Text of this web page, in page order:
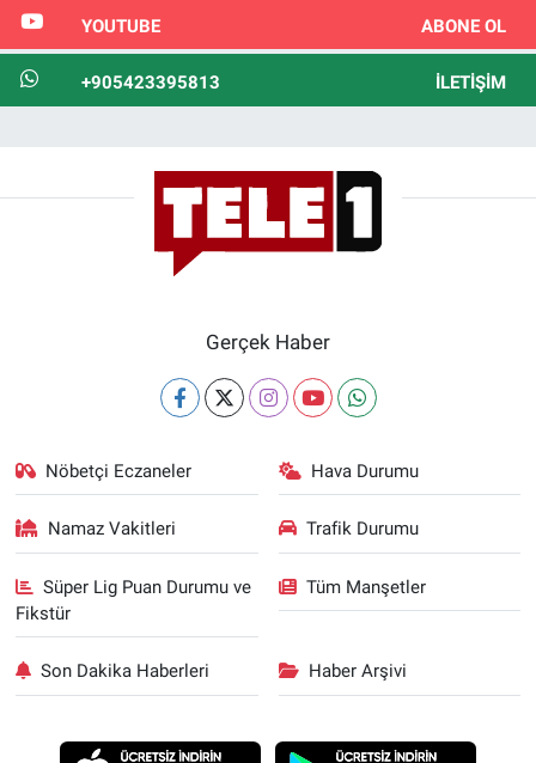
YOUTUBE ABONE OL
+905423395813 İLETIŞIM
Gerçek Haber
Nöbetçi Eczaneler Hava Durumu
Namaz Vakitleri Trafik Durumu
Süper Lig Puan Durumu ve
Fikstür
Tüm Manşetler
Son Dakika Haberleri Haber Arşivi